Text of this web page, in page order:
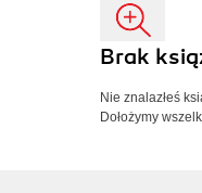
Brak
Nie znalazłeś
Dołożymy